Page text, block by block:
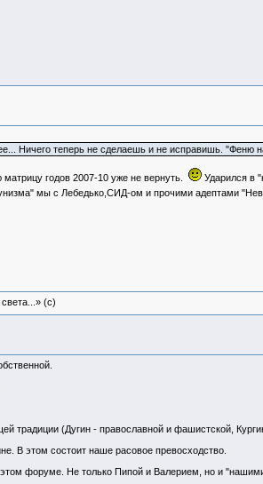
Ничего теперь не сделаешь и не исправишь.
годов 2007-10 уже не вернуть.
Ударился в
мы с Лебедько,СИД-ом и прочими адептами
(c)
(Дугин - православной и фашистской,
В этом состоит наше расовое превосходство.
форуме. Не только Пипой и Валерием, но и